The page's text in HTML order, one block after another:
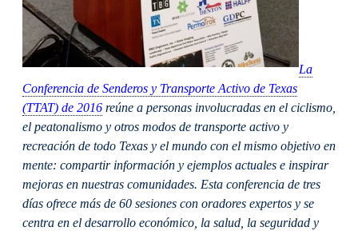
La
Conferencia de Senderos y Transporte Activo de Texas
(TTAT) de 2016 reúne a personas involucradas en el ciclismo,
el peatonalismo y otros modos de transporte activo y
recreación de todo Texas y el mundo con el mismo objetivo en
mente: compartir información y ejemplos actuales e inspirar
mejoras en nuestras comunidades. Esta conferencia de tres
días ofrece más de 60 sesiones con oradores expertos y se
centra en el desarrollo económico, la salud, la seguridad y